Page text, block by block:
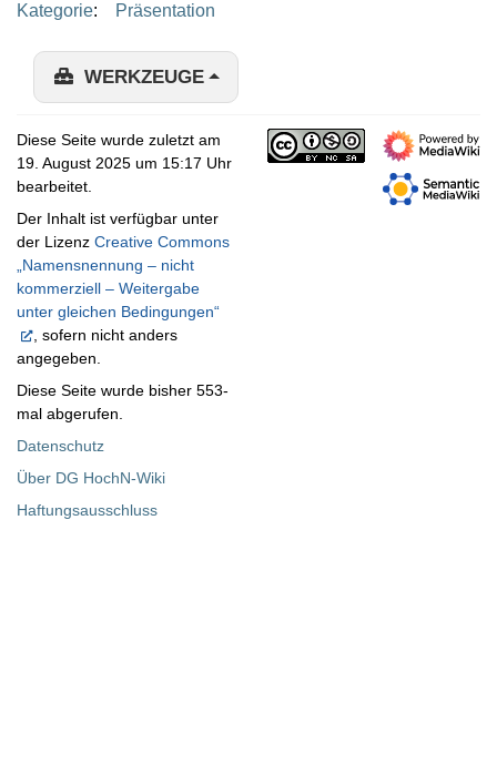
Kategorie: Präsentation
WERKZEUGE
Diese Seite wurde zuletzt am
19. August 2025 um 15:17 Uhr
bearbeitet.
Der Inhalt ist verfügbar unter
der Lizenz Creative Commons
„Namensnennung – nicht
kommerziell – Weitergabe
unter gleichen Bedingungen“
, sofern nicht anders
angegeben.
Diese Seite wurde bisher 553-
mal abgerufen.
Datenschutz
Über DG HochN-Wiki
Haftungsausschluss